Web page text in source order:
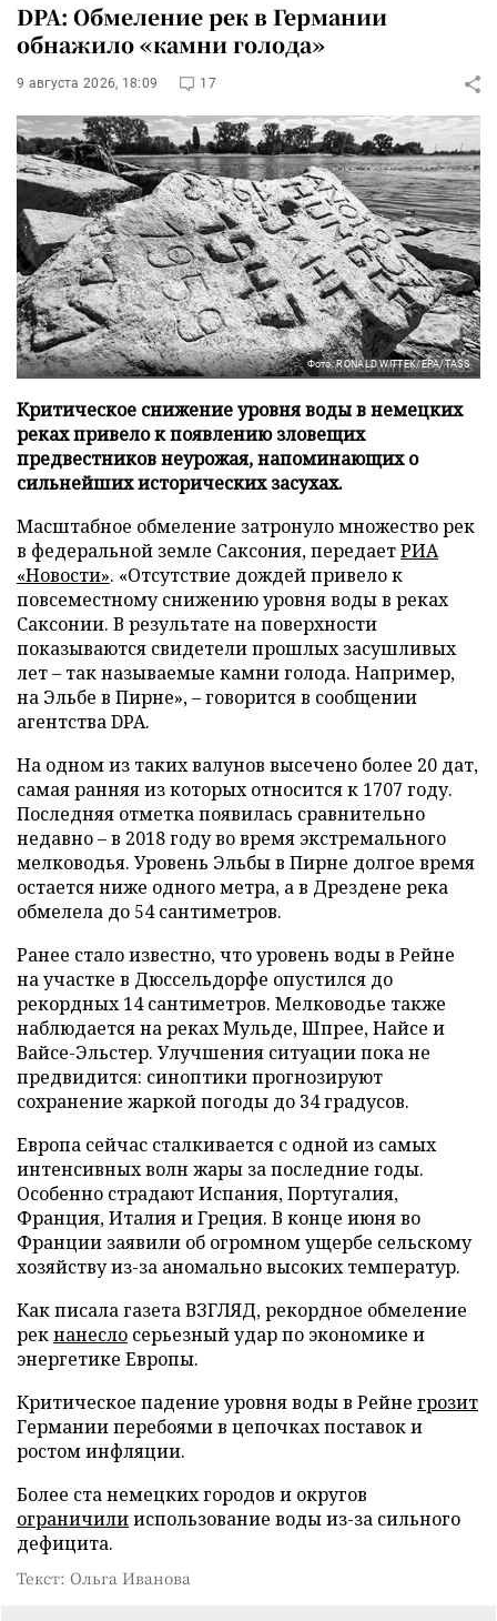
DPA: Обмеление рек в Германии
обнажило «камни голода»
9 августа 2026, 18:09 17
Фото: RONALD WITTEK/EPA/TASS
Критическое снижение уровня воды в немецких
реках привело к появлению зловещих
предвестников неурожая, напоминающих о
сильнейших исторических засухах.
Масштабное обмеление затронуло множество рек
в федеральной земле Саксония, передаетРИА
«Новости». «Отсутствие дождей привело к
повсеместному снижению уровня воды в реках
Саксонии. В результате на поверхности
показываются свидетели прошлых засушливых
лет – так называемые камни голода. Например,
на Эльбе в Пирне», – говорится в сообщении
агентства DPA.
На одном из таких валунов высечено более 20 дат,
самая ранняя из которых относится к 1707 году.
Последняя отметка появилась сравнительно
недавно – в 2018 году во время экстремального
мелководья. Уровень Эльбы в Пирне долгое время
остается ниже одного метра, а в Дрездене река
обмелела до 54 сантиметров.
Ранее стало известно, что уровень воды в Рейне
на участке в Дюссельдорфе опустился до
рекордных 14 сантиметров. Мелководье также
наблюдается на реках Мульде, Шпрее, Найсе и
Вайсе-Эльстер. Улучшения ситуации пока не
предвидится: синоптики прогнозируют
сохранение жаркой погоды до 34 градусов.
Европа сейчас сталкивается с одной из самых
интенсивных волн жары за последние годы.
Особенно страдают Испания, Португалия,
Франция, Италия и Греция. В конце июня во
Франции заявили об огромном ущербе сельскому
хозяйству из-за аномально высоких температур.
Как писала газета ВЗГЛЯД, рекордное обмеление
рекнанесло серьезный удар по экономике и
энергетике Европы.
Критическое падение уровня воды в Рейне грозит
Германии перебоями в цепочках поставок и
ростом инфляции.
Более ста немецких городов и округов
ограничилииспользование воды из-за сильного
дефицита.
Текст: Ольга Иванова